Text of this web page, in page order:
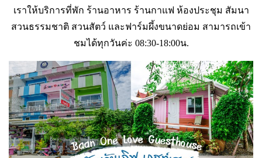
เราให้บริการที่พัก ร้านอาหาร ร้านกาแฟ ห้องประชุม สัมนา
สวนธรรมชาติ สวนสัตว์ และฟาร์มผึ้งขนาดย่อม สามารถเข้า
ชมได้ทุกวันค่ะ 08:30-18:00น.